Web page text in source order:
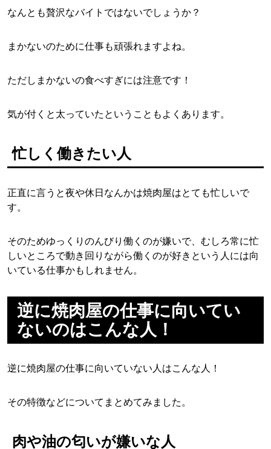
なんとも贅沢なバイトではないでしょうか？
まかないのために仕事も頑張れますよね。
ただしまかないの食べすぎには注意です！
気が付くと太っていたということもよくあります。
忙しく働きたい人
正直に言うと夜や休日なんかは焼肉屋はとても忙しいで
す。
そのためゆっくりのんびり働くのが嫌いで、むしろ常に忙
しいところで動き回りながら働くのが好きという人には向
いている仕事かもしれません。
逆に焼肉屋の仕事に向いてい
ないのはこんな人！
逆に焼肉屋の仕事に向いていない人はこんな人！
その特徴などについてまとめてみました。
肉や油の匂いが嫌いな人